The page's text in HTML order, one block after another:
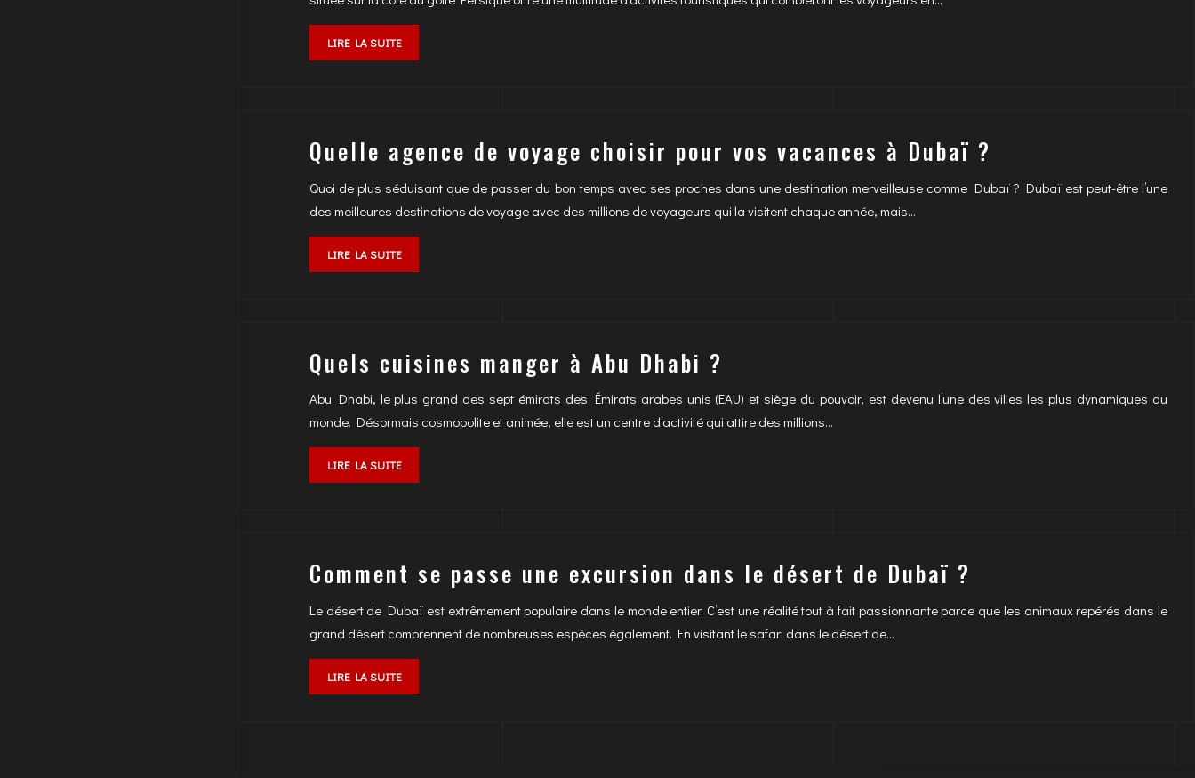
LIRE LA SUITE
Quelle agence de voyage choisir pour vos vacances à Dubaï ?
Quoi de plus séduisant que de passer du bon temps avec ses proches dans une destination merveilleuse comme Dubaï ? Dubaï est peut-être l’une
des meilleures destinations de voyage avec des millions de voyageurs qui la visitent chaque année, mais…
LIRE LA SUITE
Quels cuisines manger à Abu Dhabi ?
Abu Dhabi, le plus grand des sept émirats des Émirats arabes unis (EAU) et siège du pouvoir, est devenu l’une des villes les plus dynamiques du
monde. Désormais cosmopolite et animée, elle est un centre d’activité qui attire des millions…
LIRE LA SUITE
Comment se passe une excursion dans le désert de Dubaï ?
Le désert de Dubaï est extrêmement populaire dans le monde entier. C’est une réalité tout à fait passionnante parce que les animaux repérés dans le
grand désert comprennent de nombreuses espèces également. En visitant le safari dans le désert de…
LIRE LA SUITE